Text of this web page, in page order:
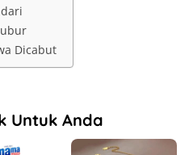
Dicabut
Untuk Anda